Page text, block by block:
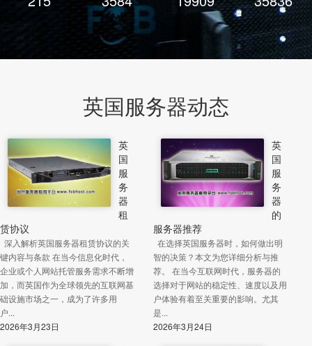
英国服务器动态
英
国
服
务
器
租
赁协议
深入解析英国服务器租赁协议的关
键内容与条款 在当今信息化时代，
企业或个人网站托管服务需求不断增
加，而英国作为全球领先的互联网基
础设施市场之一，成为了许多用
户...
2026年3月23日
英
国
服
务
器
的
服务器推荐
在选择英国服务器时，如何做出明
智的决策？本文为您详细分析与推
荐。 在当今互联网时代，服务器的
选择对于网站的稳定性、速度以及用
户体验有着至关重要的影响。尤其
是...
2026年3月24日